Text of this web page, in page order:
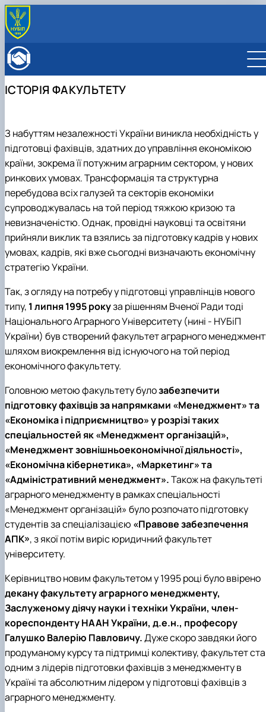
ОСВІТНЯ ДІЯЛЬНІСТЬ
Бакалаврат
Підготовка аспірантів
Науково-дослідна робота
Практичне навчання
Виховна та спортивна робота
Сенат студентської організації факультету
Стипендія
ВСТУПНИКУ
Магістр
Доктор філософії (PhD)
Міжнародні програми з можливістю отримання
подвійних дипломів (Double Degree Pr…
Англомовна магістратура/ English speaking MSc
Program in Management
РАДА РОБОТОДАВЦІВ
ІСТОРІЯ ФАКУЛЬТЕТУ
З набуттям незалежності України виникла необхідність у
підготовці фахівців, здатних до управління економікою
країни, зокрема її потужним аграрним сектором, у нових
ринкових умовах. Трансформація та структурна
перебудова всіх галузей та секторів економіки
супроводжувалась на той період тяжкою кризою та
невизначеністю. Однак, провідні науковці та освітяни
прийняли виклик та взялись за підготовку кадрів у нових
умовах, кадрів, які вже сьогодні визначають економічну
стратегію України.
Так, з огляду на потребу у підготовці управлінців нового
типу, 1 липня 1995 рокуза рішенням Вченої Ради тоді
Національного Аграрного Університету (нині - НУБіП
України) був створений факультет аграрного
шляхом виокремлення від існуючого на той період
економічного факультету.
Головною метою факультету булозабезпечити
підготовку фахівців за напрямками «Менеджмент» та
«Економіка і підприємництво» у розрізі таких
спеціальностей як «Менеджмент організацій»,
«Менеджмент зовнішньоекономічної діяльності»,
«Економічна кібернетика», «Маркетинг» та
«Адміністративний менеджмент».Також на факультеті
аграрного менеджменту в рамках спеціальності
«Менеджмент організацій» було розпочато підготовку
студентів за спеціалізацією «Правове забезпечення
АПК», з якої потім виріс юридичний факультет
університету.
Керівництво новим факультетом у 1995 році було ввірено
декану факультету аграрного менеджменту,
Заслуженому діячу науки і техніки України, член-
кореспонденту НААН України, д.е.н., професору
Галушко Валерію Павловичу.Дуже скоро завдяки його
продуманому курсу та підтримці колективу, факультет
одним з лідерів підготовки фахівців з менеджменту в
Україні та абсолютним лідером у підготовці фахівців з
аграрного менеджменту.